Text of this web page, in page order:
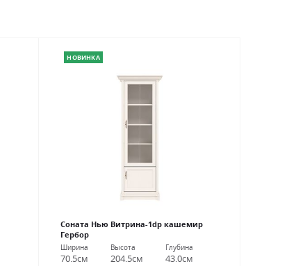
НОВИНКА
Соната Нью Витрина-1dp кашемир
Гербор
Ширина
70.5см
Высота
204.5см
Глубина
43.0см